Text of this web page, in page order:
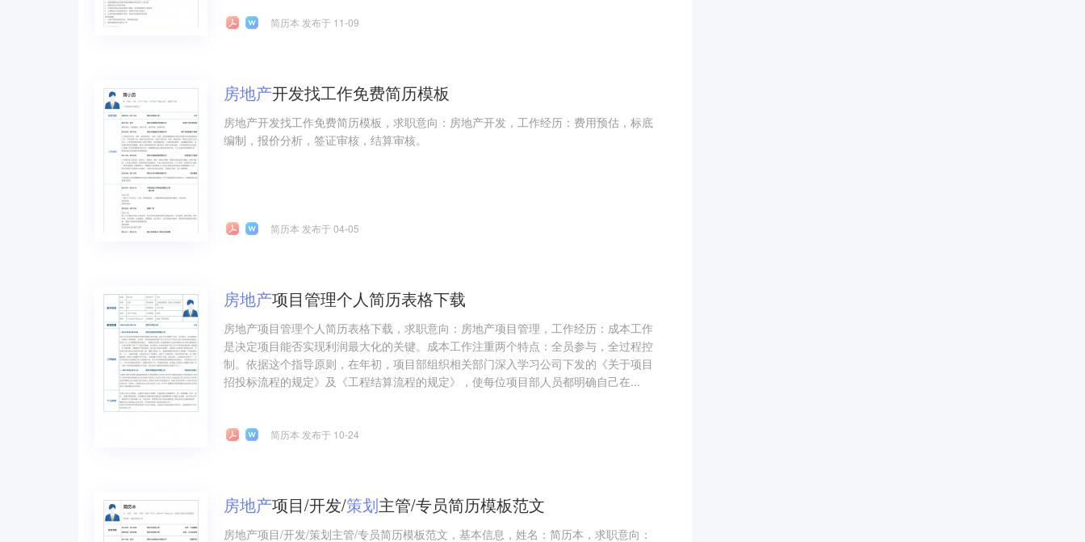
简历本 发布于 11-09
房地产开发找工作免费简历模板
房地产开发找工作免费简历模板，求职意向：房地产开发，工作经历：费用预估，标底
编制，报价分析，签证审核，结算审核。
简历本 发布于 04-05
房地产项目管理个人简历表格下载
房地产项目管理个人简历表格下载，求职意向：房地产项目管理，工作经历：成本工作
是决定项目能否实现利润最大化的关键。成本工作注重两个特点：全员参与，全过程控
制。依据这个指导原则，在年初，项目部组织相关部门深入学习公司下发的《关于项目
招投标流程的规定》及《工程结算流程的规定》，使每位项目部人员都明确自己在...
简历本 发布于 10-24
房地产项目/开发/策划主管/专员简历模板范文
房地产项目/开发/策划主管/专员简历模板范文，基本信息，姓名：简历本，求职意向：